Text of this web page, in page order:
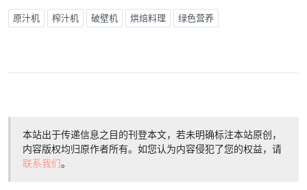
原汁机 榨汁机 破壁机 烘焙料理 绿色营养
本站出于传递信息之目的刊登本文，若未明确标注本站原创，
内容版权均归原作者所有。如您认为内容侵犯了您的权益，请
联系我们。